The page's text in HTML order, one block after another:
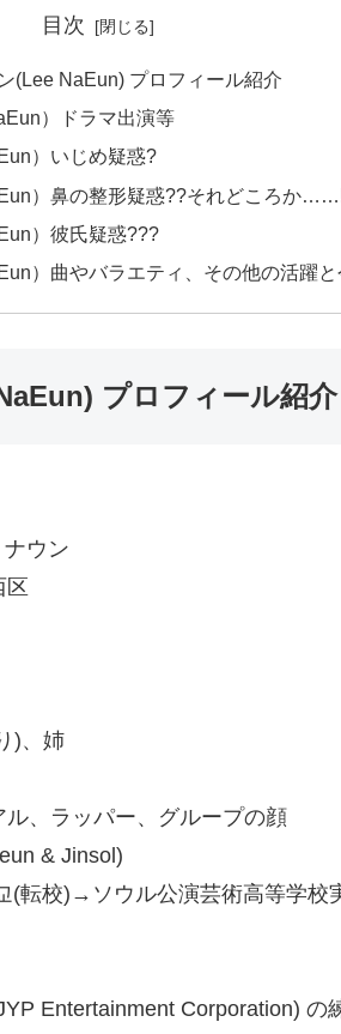
目次
(Lee NaEun) プロフィール紹介
）ドラマ出演等
）いじめ疑惑?
）鼻の整形疑惑??それどころか
）彼氏疑惑???
）曲やバラエティ、その他の活躍と
プロフィール紹介
ウン
)、姉
ル、ラッパー、グループの顔
& Jinsol)
(転校)→ソウル公演芸術高等学校
Entertainment Corporation) の